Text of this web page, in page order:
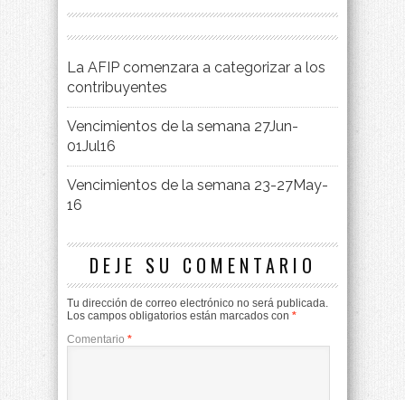
La AFIP comenzara a categorizar a los
contribuyentes
Vencimientos de la semana 27Jun-
01Jul16
Vencimientos de la semana 23-27May-
16
DEJE SU COMENTARIO
Tu dirección de correo electrónico no será publicada.
Los campos obligatorios están marcados con *
Comentario *